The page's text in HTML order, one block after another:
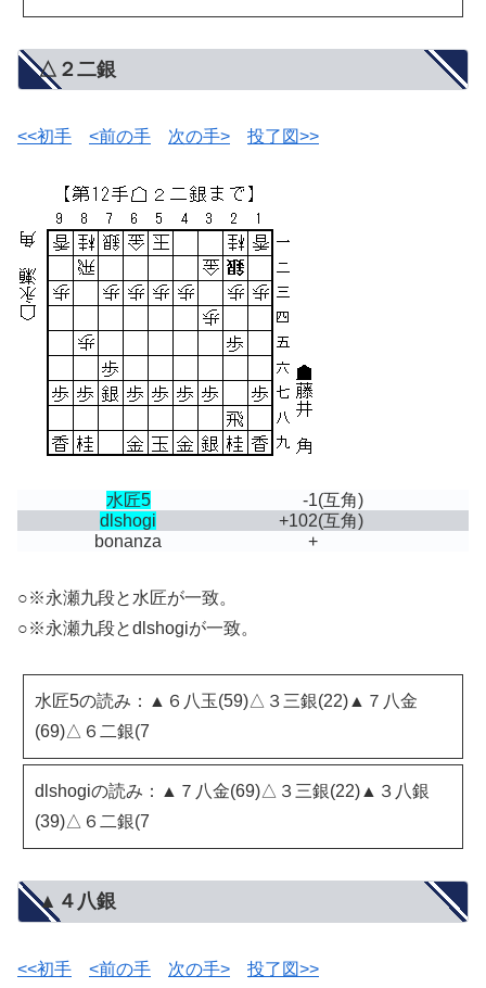
△２二銀
<<初手 <前の手 次の手> 投了図>>
水匠5 -1(互角)
dlshogi
+102(互角)
bonanza
+
○※永瀬九段と水匠が一致。
○※永瀬九段とdlshogiが一致。
水匠5の読み：▲６八玉(59)△３三銀(22)▲７八金
(69)△６二銀(7
dlshogiの読み：▲７八金(69)△３三銀(22)▲３八銀
(39)△６二銀(7
▲４八銀
<<初手 <前の手 次の手> 投了図>>